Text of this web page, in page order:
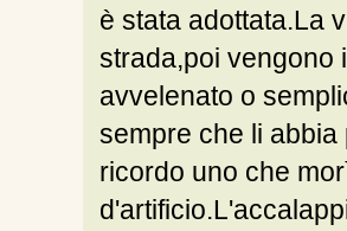
è stata adottata.La
strada,poi vengono
avvelenato o
sempre che li
ricordo uno che